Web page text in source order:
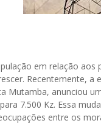
em relação aos
Recentemente, a
Mutamba, anunciou
7.500 Kz. Essa
entre os